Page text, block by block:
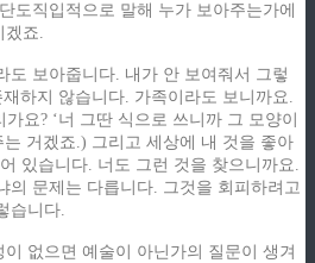
도직입적으로 말해 누가 보아주는가에
겠죠.
도 보아줍니다. 내가 안 보여줘서 그렇
하지 않습니다. 가족이라도 보니까요.
요? ‘너 그딴 식으로 쓰니까 그 모양이
거겠죠.) 그리고 세상에 내 것을 좋아
있습니다. 너도 그런 것을 찾으니까요.
의 문제는 다릅니다. 그것을 회피하려고
습니다.
없으면 예술이 아닌가의 질문이 생겨